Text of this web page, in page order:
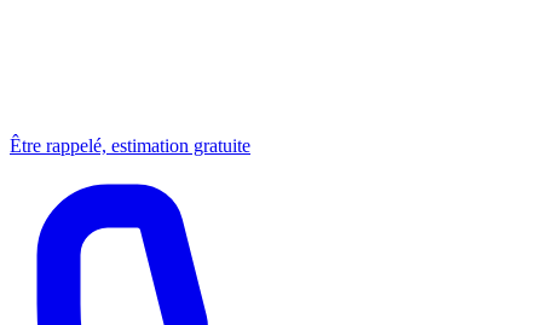
Être rappelé, estimation gratuite